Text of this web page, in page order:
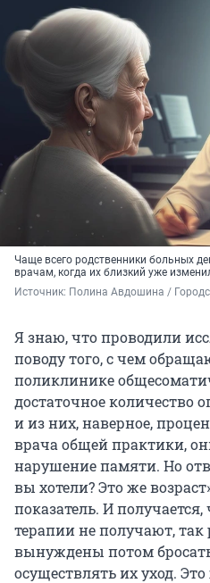
Чаще всего родственники больных
врачам, когда их близкий уже
Источник: Полина Авдошина /
Я знаю, что проводили
поводу того, с чем
поликлинике
достаточное количество
и из них, наверное,
врача общей практики,
нарушение памяти. Но
вы хотели? Это же
показатель. И
терапии не получают, так
вынуждены потом
осуществлять их уход.